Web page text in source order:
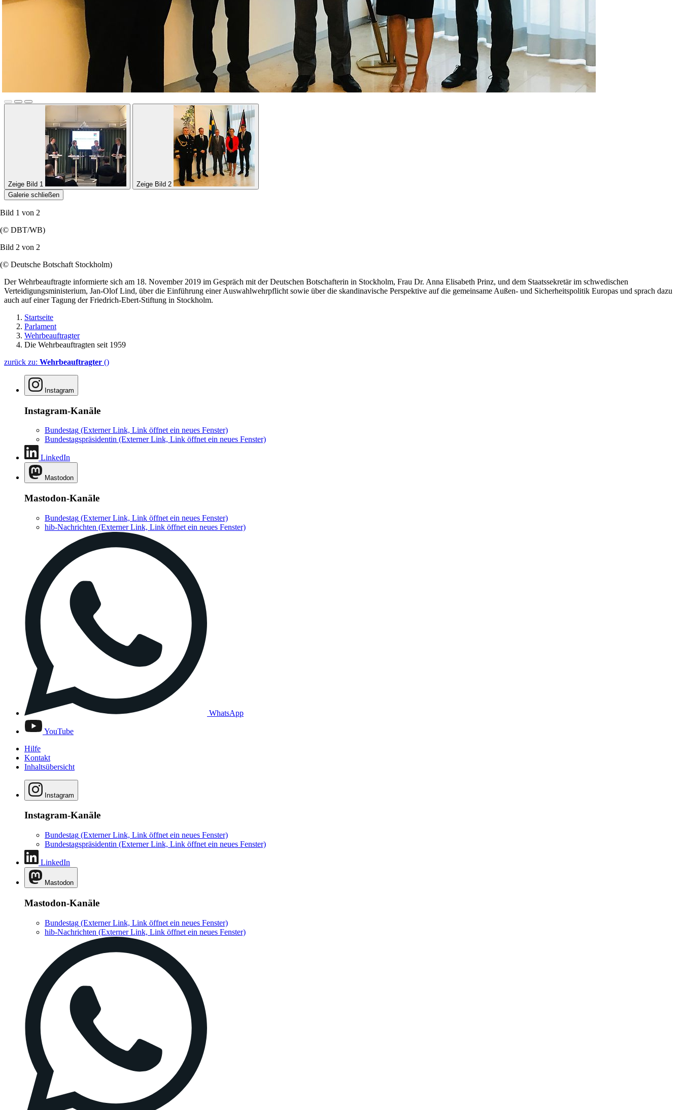
Zeige Bild 1
Zeige Bild 2
Galerie schließen
Bild 1 von 2
(© DBT/WB)
Bild 2 von 2
(© Deutsche Botschaft Stockholm)
Der Wehrbeauftragte informierte sich am 18. November 2019 im Gespräch mit der Deutschen Botschafterin in Stockholm, Frau Dr. Anna Elisabeth Prinz, und dem Staatssekretär im schwedischen
Verteidigungsministerium, Jan-Olof Lind, über die Einführung einer Auswahlwehrpflicht sowie über die skandinavische Perspektive auf die gemeinsame Außen- und Sicherheitspolitik Europas und sprach dazu
auch auf einer Tagung der Friedrich-Ebert-Stiftung in Stockholm.
Startseite
Parlament
Wehrbeauftragter
Die Wehrbeauftragten seit 1959
zurück zu: Wehrbeauftragter ()
Instagram
Instagram-Kanäle
Bundestag (Externer Link, Link öffnet ein neues Fenster)
Bundestagspräsidentin (Externer Link, Link öffnet ein neues Fenster)
LinkedIn
Mastodon
Mastodon-Kanäle
Bundestag (Externer Link, Link öffnet ein neues Fenster)
hib-Nachrichten (Externer Link, Link öffnet ein neues Fenster)
WhatsApp
YouTube
Hilfe
Kontakt
Inhaltsübersicht
Instagram
Instagram-Kanäle
Bundestag (Externer Link, Link öffnet ein neues Fenster)
Bundestagspräsidentin (Externer Link, Link öffnet ein neues Fenster)
LinkedIn
Mastodon
Mastodon-Kanäle
Bundestag (Externer Link, Link öffnet ein neues Fenster)
hib-Nachrichten (Externer Link, Link öffnet ein neues Fenster)